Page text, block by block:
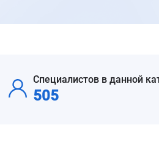
Специалистов в данной
505